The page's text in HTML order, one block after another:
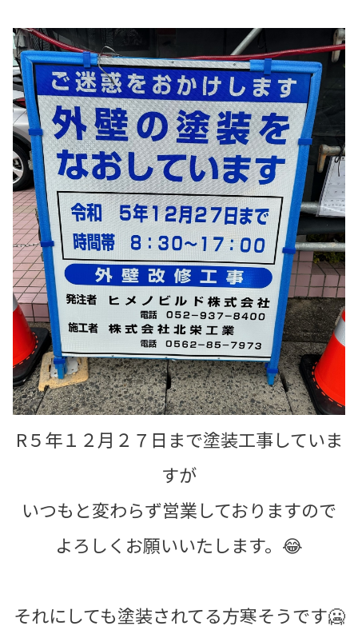
R５年１２月２７日まで塗装工事していま
すが
いつもと変わらず営業しておりますので
よろしくお願いいたします。😂
それにしても塗装されてる方寒そうです🥶